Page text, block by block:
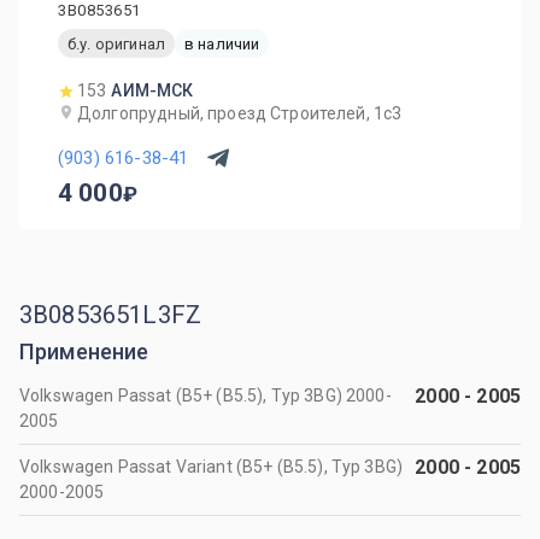
3B0853651
б.у. оригинал
в наличии
153 АИМ-МСК
Долгопрудный, проезд Строителей, 1с3
(903) 616-38-41
4 000
3B0853651L3FZ
Применение
Volkswagen Passat (B5+ (B5.5), Typ 3BG) 2000-
2005
2000- 2005
Volkswagen Passat Variant (B5+ (B5.5), Typ 3BG)
2000-2005
2000- 2005